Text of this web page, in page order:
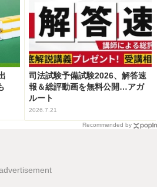
司法試験予備試験2026、解答速
報＆総評動画を無料公開…アガ
ルート
2026.7.21
Recommended by